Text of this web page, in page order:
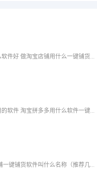
爱用科技将为大家分享做淘宝店铺用什么一键铺货（推荐几款实用的一键铺货工具）,淘宝一键铺货用什么软件好 做淘宝店铺用什么一键铺货（推荐几款实用的一键铺货工具） 扫一扫添加客服 服务热线 等内容，希望可以
爱用科技将为大家分享淘宝拼多多用什么软件一键铺货（推荐几款实用的铺货软件）,一键铺货拼多多好用的软件 淘宝拼多多用什么软件一键铺货（推荐几款实用的铺货软件） 扫一扫添加客服 服务热线 等内容，希望可以
爱用科技将为大家分享淘宝店铺一键铺货软件叫什么名称（推荐几款实用的淘宝店铺管理软件）, 淘宝店铺一键铺货软件叫什么名称（推荐几款实用的淘宝店铺管理软件） 扫一扫添加客服 服务热线 等内容，希望可以帮助